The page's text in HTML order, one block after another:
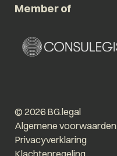
Member of
© 2026 BG.legal
Algemene voorwaarden
Privacyverklaring